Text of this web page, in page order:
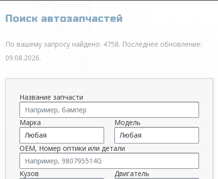
Поиск автозапчастей
По вашему запросу найдено: 4758. Последнее обновление:
09.08.2026.
Название запчасти
Марка Модель
OEM, Номер оптики или детали
Кузов Двигатель